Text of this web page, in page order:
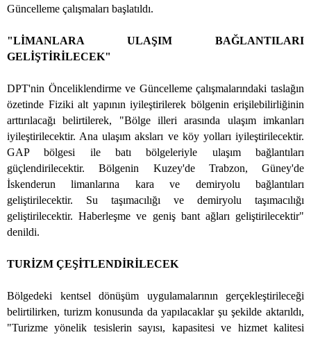
Güncelleme çalışmaları başlatıldı.
"LİMANLARA ULAŞIM BAĞLANTILARI
GELİŞTİRİLECEK"
DPT'nin Önceliklendirme ve Güncelleme çalışmalarındaki taslağın
özetinde Fiziki alt yapının iyileştirilerek bölgenin erişilebilirliğinin
arttırılacağı belirtilerek, "Bölge illeri arasında ulaşım imkanları
iyileştirilecektir. Ana ulaşım aksları ve köy yolları iyileştirilecektir.
GAP bölgesi ile batı bölgeleriyle ulaşım bağlantıları
güçlendirilecektir. Bölgenin Kuzey'de Trabzon, Güney'de
İskenderun limanlarına kara ve demiryolu bağlantıları
geliştirilecektir. Su taşımacılığı ve demiryolu taşımacılığı
geliştirilecektir. Haberleşme ve geniş bant ağları geliştirilecektir"
denildi.
TURİZM ÇEŞİTLENDİRİLECEK
Bölgedeki kentsel dönüşüm uygulamalarının gerçekleştirileceği
belirtilirken, turizm konusunda da yapılacaklar şu şekilde aktarıldı,
"Turizme yönelik tesislerin sayısı, kapasitesi ve hizmet kalitesi